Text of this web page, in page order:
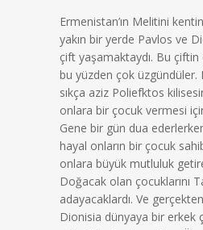
Ermenistan’ın Melitini
yakın bir yerde Pavlos ve
çift yaşamaktaydı. Bu
bu yüzden çok üzgündüler.
sıkça aziz Poliefktos
onlara bir çocuk vermesi
Gene bir gün dua
hayal onların bir çocuk
onlara büyük mutluluk
Doğacak olan çocuklarını
adayacaklardı. Ve
Dionisia dünyaya bir erkek